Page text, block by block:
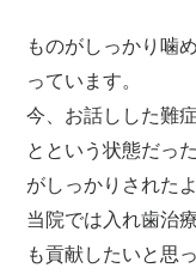
ものがしっかり噛
っています。
今、お話しした難
とという状態だっ
がしっかりされた
当院では入れ歯治
も貢献したいと思